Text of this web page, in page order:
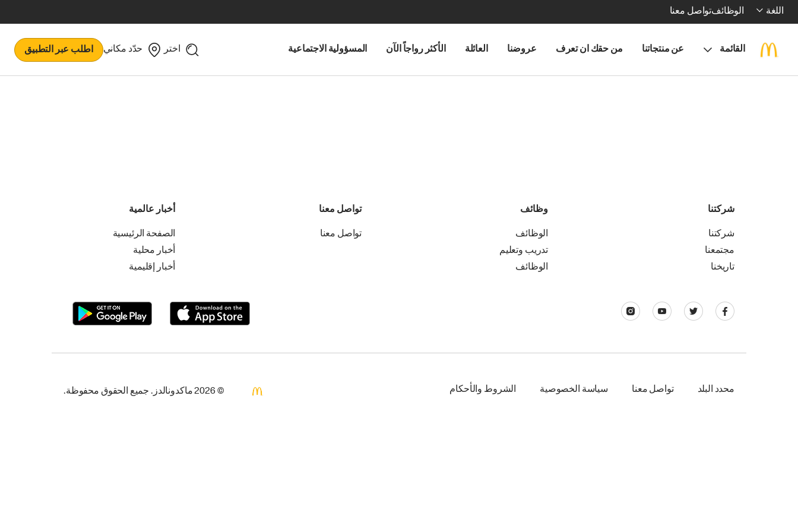
اللغة الوظائفتواصل معنا
القائمة عن منتجاتنا من حقك ان تعرف عروضنا العائلة الأكثر رواجاً الآن المسؤولية الاجتماعية اختر حدّد مكاني اطلب عبر التطبيق
شركتنا
شركتنا
مجتمعنا
تاريخنا
وظائف
الوظائف
تدريب وتعليم
الوظائف
تواصل معنا
تواصل معنا
أخبار عالمية
الصفحة الرئيسية
أخبار محلية
أخبار إقليمية
محدد البلد تواصل معنا سياسة الخصوصية الشروط والأحكام © 2026 ماكدونالدز. جميع الحقوق محفوظة.